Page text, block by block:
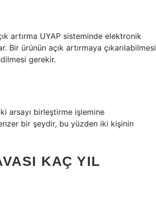
artırma UYAP sisteminde elektronik
Bir ürünün açık artırmaya çıkarılabilmesi
gerekir.
arsayı birleştirme işlemine
bir şeydir, bu yüzden iki kişinin
KAÇ YIL